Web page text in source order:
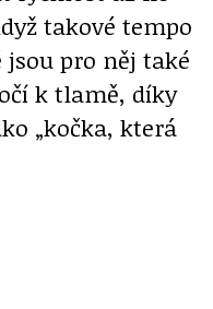
takové tempo
jsou pro něj také
k tlamě, díky
„kočka, která